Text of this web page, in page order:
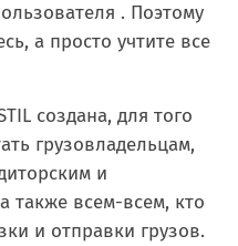
. Поэтому
а просто учтите все
создана, для того
грузовладельцам,
и
также всем-всем, кто
и отправки грузов.